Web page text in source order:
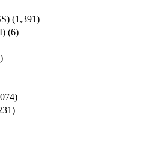
(1,391)
(6)